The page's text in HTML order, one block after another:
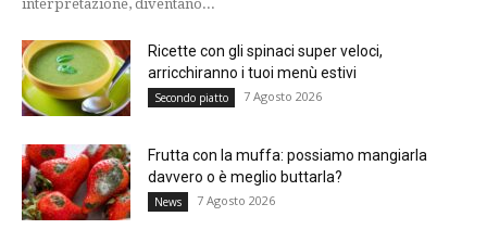
interpretazione, diventano...
Ricette con gli spinaci super veloci,
arricchiranno i tuoi menù estivi
Secondo piatto 7 Agosto 2026
Frutta con la muffa: possiamo mangiarla
davvero o è meglio buttarla?
News 7 Agosto 2026